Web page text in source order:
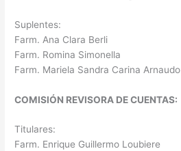
Suplentes:
Farm. Ana Clara Berli
Farm. Romina Simonella
Farm. Mariela Sandra Carina Arnaudo
COMISIÓN REVISORA DE CUENTAS:
Titulares:
Farm. Enrique Guillermo Loubiere